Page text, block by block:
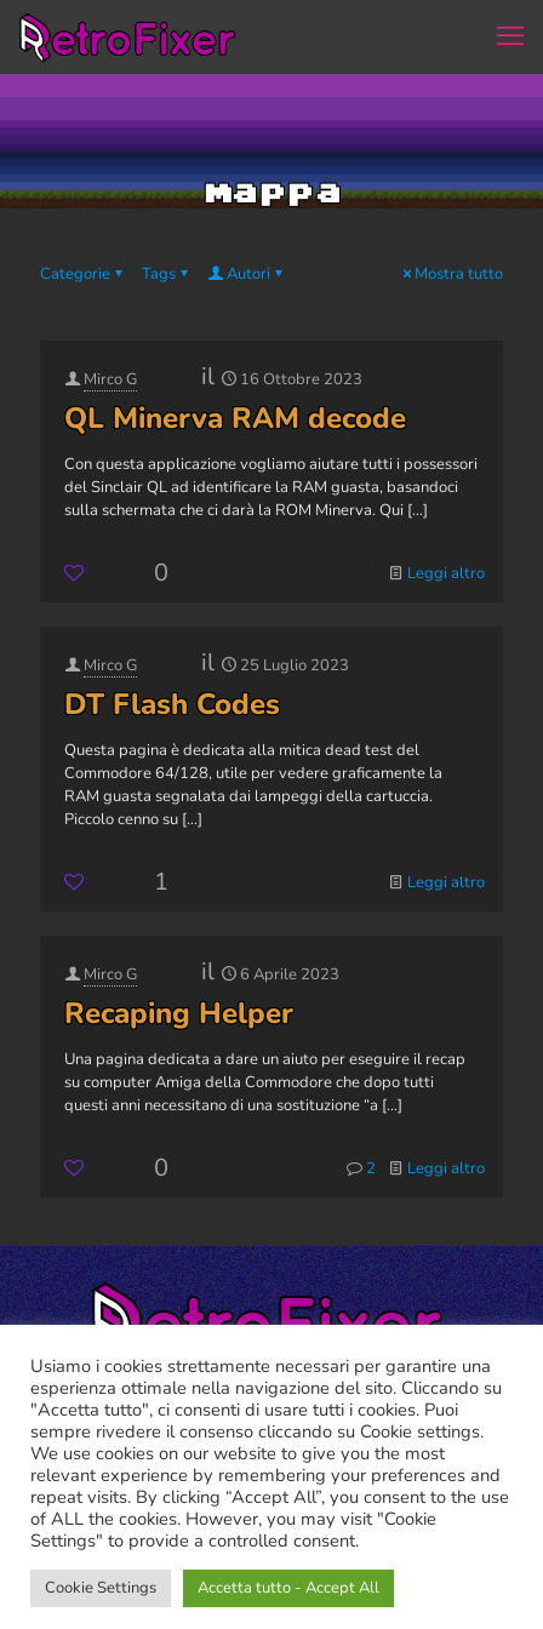
mappa
Categorie Tags Autori Mostra tutto
Mirco G il 16 Ottobre 2023
QL Minerva RAM decode
Con questa applicazione vogliamo aiutare tutti i possessori
del Sinclair QL ad identificare la RAM guasta, basandoci
sulla schermata che ci darà la ROM Minerva. Qui […]
0 Leggi altro
Mirco G il 25 Luglio 2023
DT Flash Codes
Questa pagina è dedicata alla mitica dead test del
Commodore 64/128, utile per vedere graficamente la
RAM guasta segnalata dai lampeggi della cartuccia.
Piccolo cenno su […]
1 Leggi altro
Mirco G il 6 Aprile 2023
Recaping Helper
Una pagina dedicata a dare un aiuto per eseguire il recap
su computer Amiga della Commodore che dopo tutti
questi anni necessitano di una sostituzione “a […]
0 2 Leggi altro
RETRO FIXER ©2021 Tutti i marchi riportati appartengono ai
legittimi proprietari.
Cookie Policy -Privacy Policy
Usiamo i cookies strettamente necessari per garantire una
esperienza ottimale nella navigazione del sito. Cliccando su
"Accetta tutto", ci consenti di usare tutti i cookies. Puoi
sempre rivedere il consenso cliccando su Cookie settings.
We use cookies on our website to give you the most
relevant experience by remembering your preferences and
repeat visits. By clicking “Accept All”, you consent to the use
of ALL the cookies. However, you may visit "Cookie
Settings" to provide a controlled consent.
Cookie Settings Accetta tutto - Accept All